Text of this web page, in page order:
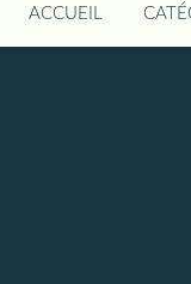
ACCUEIL